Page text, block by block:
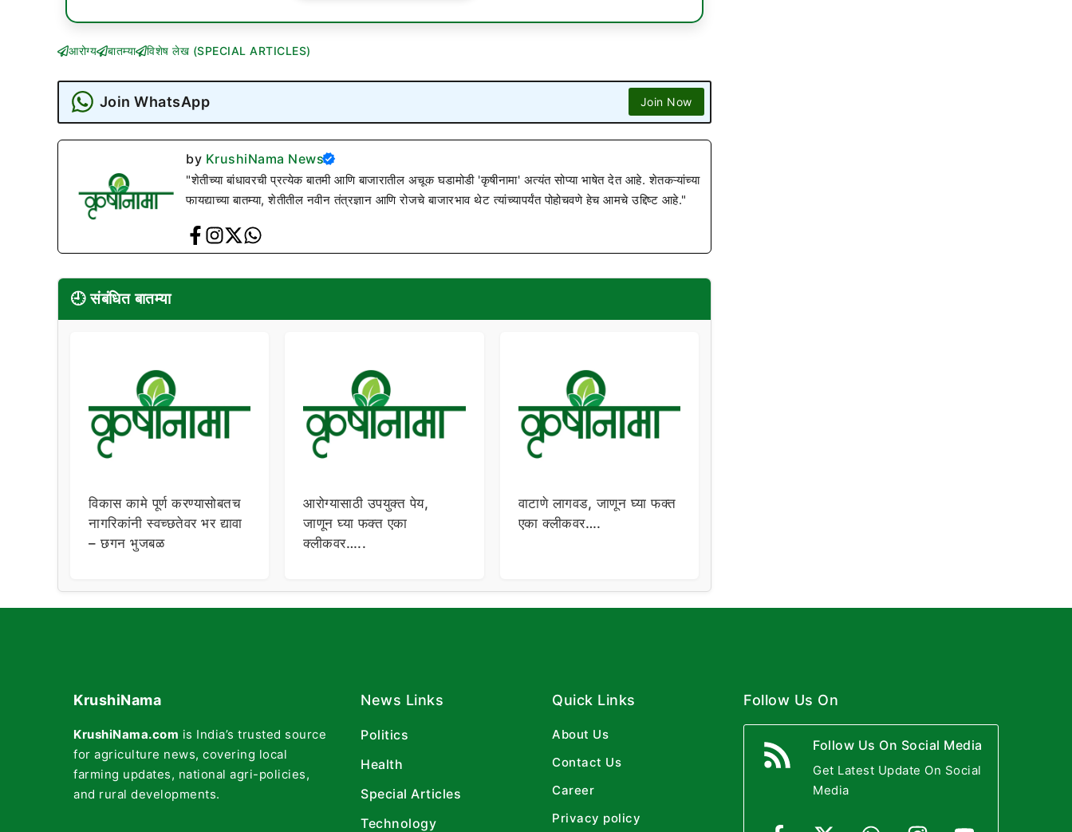
आरोग्य बातम्या विशेष लेख (SPECIAL ARTICLES)
Join WhatsApp Join Now
by KrushiNama News
"शेतीच्या बांधावरची प्रत्येक बातमी आणि बाजारातील अचूक घडामोडी 'कृषीनामा' अत्यंत सोप्या भाषेत देत आहे. शेतकऱ्यांच्या
फायद्याच्या बातम्या, शेतीतील नवीन तंत्रज्ञान आणि रोजचे बाजारभाव थेट त्यांच्यापर्यंत पोहोचवणे हेच आमचे उद्दिष्ट आहे."
🕘 संबंधित बातम्या
विकास कामे पूर्ण करण्यासोबतच
नागरिकांनी स्वच्छतेवर भर द्यावा
– छगन भुजबळ
आरोग्यासाठी उपयुक्त पेय,
जाणून घ्या फक्त एका
क्लीकवर…..
वाटाणे लागवड, जाणून घ्या फक्त
एका क्लीकवर….
KrushiNama
KrushiNama.com is India’s trusted source
for agriculture news, covering local
farming updates, national agri-policies,
and rural developments.
News Links
Politics
Health
Special Articles
Technology
Quick Links
About Us
Contact Us
Career
Privacy policy
Follow Us On
Follow Us On Social Media
Get Latest Update On Social
Media